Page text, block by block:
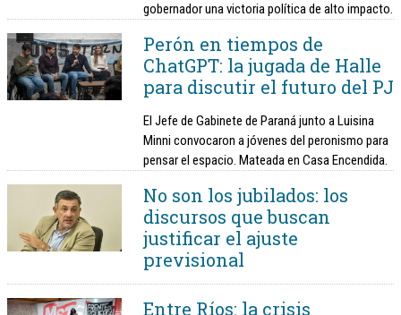
gobernador una victoria política de alto impacto.
Perón en tiempos de
ChatGPT: la jugada de Halle
para discutir el futuro del PJ
El Jefe de Gabinete de Paraná junto a Luisina
Minni convocaron a jóvenes del peronismo para
pensar el espacio. Mateada en Casa Encendida.
No son los jubilados: los
discursos que buscan
justificar el ajuste
previsional
Entre Ríos: la crisis